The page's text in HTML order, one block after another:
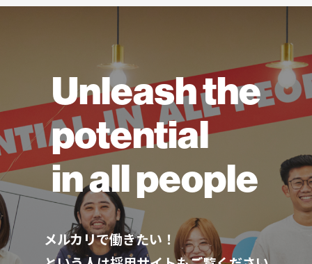
Unleash the
potential
in all people
メルカリで働きたい！